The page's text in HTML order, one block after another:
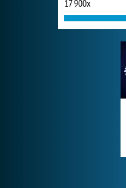
17 900x